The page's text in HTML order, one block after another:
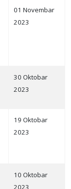
01 Novembar
2023
30 Oktobar
2023
19 Oktobar
2023
10 Oktobar
2023